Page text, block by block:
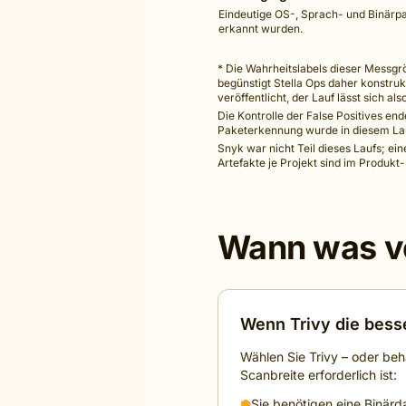
Eindeutige OS-, Sprach- und
erkannt wurden.
* Die Wahrheitslabels dieser
begünstigt Stella Ops daher
veröffentlicht, der Lauf lässt sich
Die Kontrolle der False Positives
Paketerkennung wurde in diesem
Snyk war nicht Teil dieses Laufs;
Artefakte je Projekt sind im
Wann was
Wenn Trivy die
Wählen Sie Trivy – oder
Scanbreite erforderlich ist: